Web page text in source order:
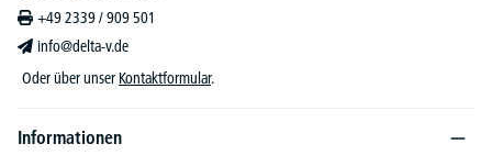
+49 2339 / 909 501
info@delta-v.de
Oder über unser Kontaktformular.
Informationen